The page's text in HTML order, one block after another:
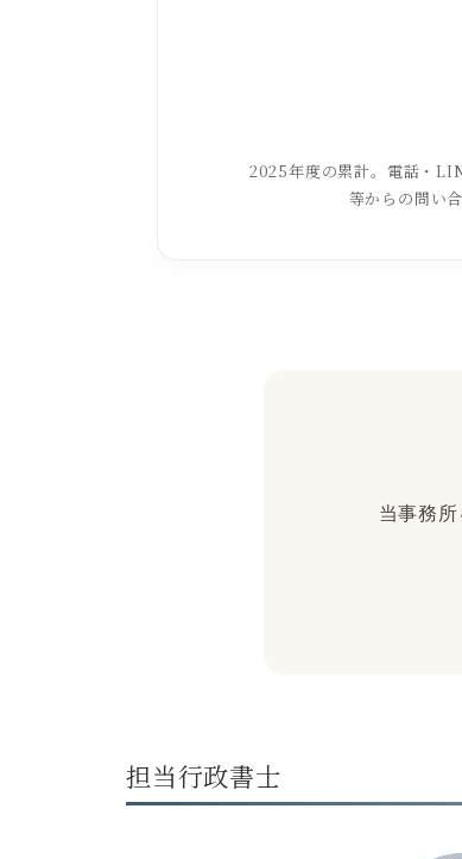
2025年度の累計。電話・
等からの問い
当事務
担当行政書士